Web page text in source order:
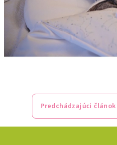
Predchádzajúci článok